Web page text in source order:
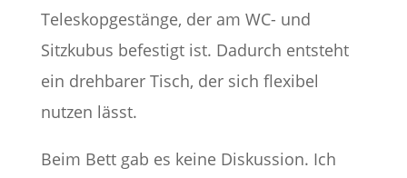
Teleskopgestänge, der am WC- und
Sitzkubus befestigt ist. Dadurch entsteht
ein drehbarer Tisch, der sich flexibel
nutzen lässt.
Beim Bett gab es keine Diskussion. Ich